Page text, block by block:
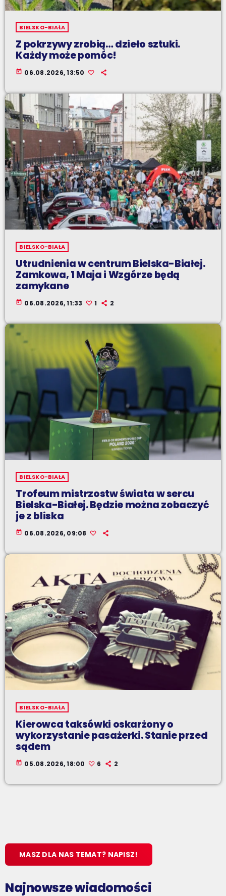
BIELSKO-BIAŁA
Z pokrzywy zrobią… dzieło sztuki.
Każdy może pomóc!
today 06.08.2026, 13:50
BIELSKO-BIAŁA
Utrudnienia w centrum Bielska-Białej.
Zamkowa, 1 Maja i Wzgórze będą
zamykane
today 06.08.2026, 11:33 1 2
BIELSKO-BIAŁA
Trofeum mistrzostw świata w sercu
Bielska-Białej. Będzie można zobaczyć
je z bliska
today 06.08.2026, 09:08
BIELSKO-BIAŁA
Kierowca taksówki oskarżony o
wykorzystanie pasażerki. Stanie przed
sądem
today 05.08.2026, 18:00 6 2
MASZ DLA NAS TEMAT? NAPISZ!
Najnowsze wiadomości